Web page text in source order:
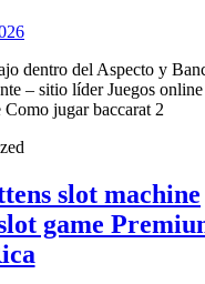
en
línea:
sitio
líder
11.
2026
dentro del Aspecto y
– sitio líder Juegos online
jugar baccarat 2
slot machine
game
Ghostbusters